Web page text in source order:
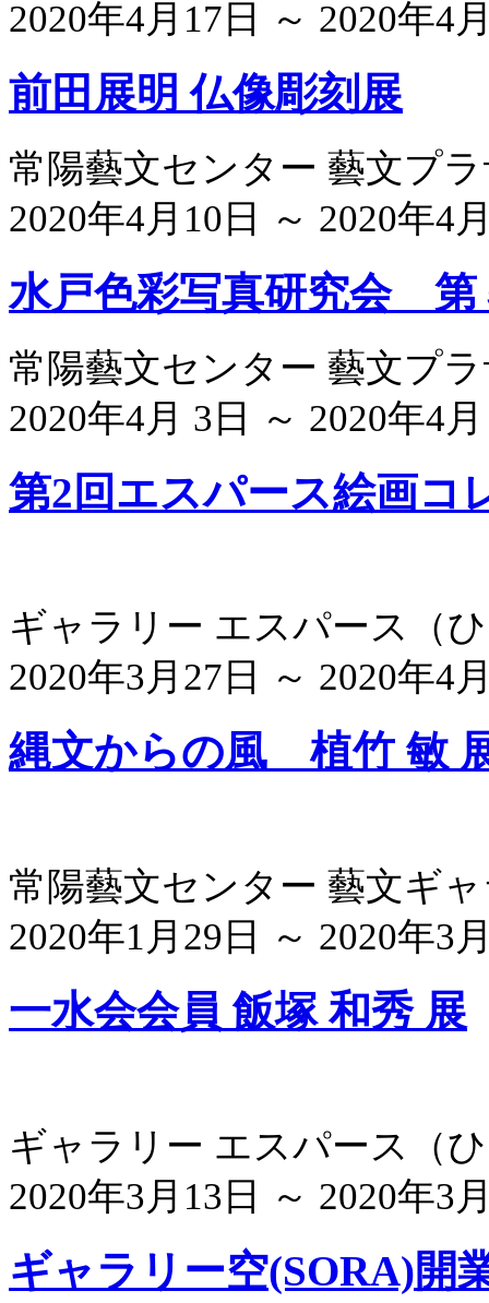
2020年4月17日 ～ 2020年4
前田展明 仏像彫刻展
常陽藝文センター 藝文プ
2020年4月10日 ～ 2020年4
水戸色彩写真研究会 第
常陽藝文センター 藝文プ
2020年4月 3日 ～ 2020年4
第2回エスパース絵画コ
ギャラリー エスパース （
2020年3月27日 ～ 2020年4
縄文からの風 植竹 敏
常陽藝文センター 藝文ギ
2020年1月29日 ～ 2020年3
一水会会員 飯塚 和秀 展
ギャラリー エスパース （
2020年3月13日 ～ 2020年3
ギャラリー空(SORA)開